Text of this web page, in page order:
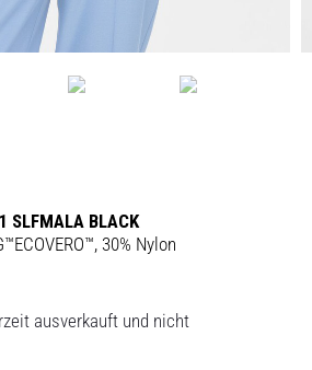
SLFMALA BLACK
30% Nylon
ausverkauft und nicht